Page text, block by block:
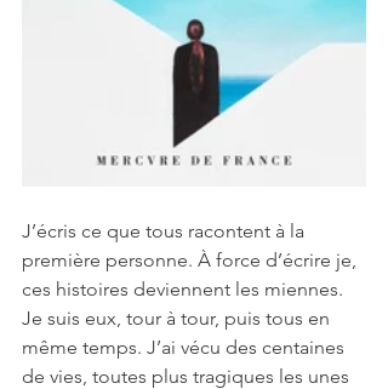
J’écris ce que tous racontent à la
première personne. À force d’écrire je,
ces histoires deviennent les miennes.
Je suis eux, tour à tour, puis tous en
même temps. J’ai vécu des centaines
de vies, toutes plus tragiques les unes